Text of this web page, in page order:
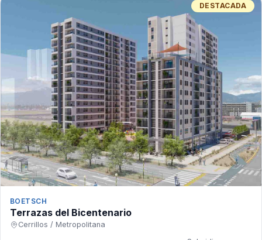
DESTACADA
BOETSCH
Terrazas del Bicentenario
Cerrillos / Metropolitana